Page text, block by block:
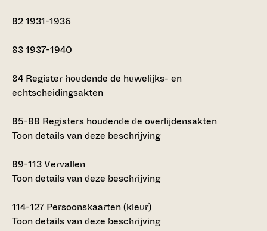
821931-1936
831937-1940
84 Register houdende de huwelijks- en
echtscheidingsakten
85-88 Registers houdende de overlijdensakten
Toon details van deze beschrijving
89-113Vervallen
Toon details van deze beschrijving
114-127 Persoonskaarten (kleur)
Toon details van deze beschrijving